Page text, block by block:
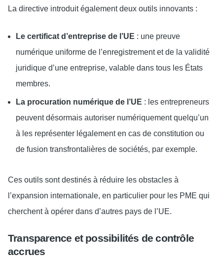
La directive introduit également deux outils innovants :
Le certificat d’entreprise de l’UE : une preuve
numérique uniforme de l’enregistrement et de la validité
juridique d’une entreprise, valable dans tous les États
membres.
La procuration numérique de l’UE : les entrepreneurs
peuvent désormais autoriser numériquement quelqu’un
à les représenter légalement en cas de constitution ou
de fusion transfrontalières de sociétés, par exemple.
Ces outils sont destinés à réduire les obstacles à
l’expansion internationale, en particulier pour les PME qui
cherchent à opérer dans d’autres pays de l’UE.
Transparence et possibilités de contrôle
accrues